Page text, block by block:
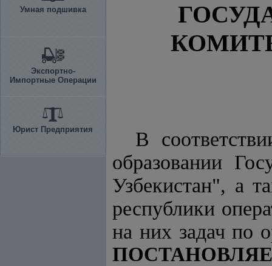
Умная подшивка
Экспортно-
Импортные Операции
Юрист Предприятия
В
образовании
Узбекистан", а
республики
на них задач по